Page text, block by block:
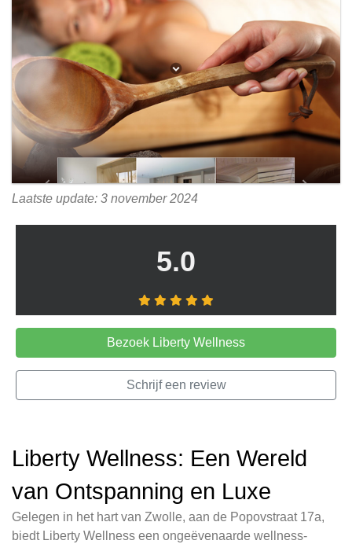
Laatste update: 3 november 2024
5.0
Bezoek Liberty Wellness
Schrijf een review
Liberty Wellness: Een Wereld
van Ontspanning en Luxe
Gelegen in het hart van Zwolle, aan de Popovstraat 17a,
biedt Liberty Wellness een ongeëvenaarde wellness-